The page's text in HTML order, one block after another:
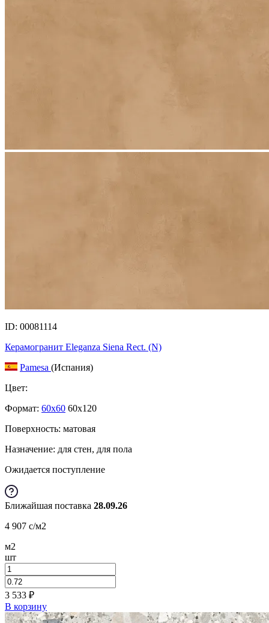
ID: 00081114
Керамогранит Eleganza Siena Rect. (N)
Pamesa (Испания)
Цвет:
Формат: 60x60 60x120
Поверхность: матовая
Назначение: для стен, для пола
Ожидается поступление
Ближайшая поставка 28.09.26
4 907 c/м2
м2
шт
3 533 ₽
В корзину